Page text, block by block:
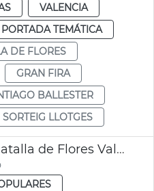
VALENCIA
TEMÁTICA
DE FLORES
GRAN FIRA
BALLESTER
SORTEIG LLOTGES
Inscripción sorteo Batalla de Flores València